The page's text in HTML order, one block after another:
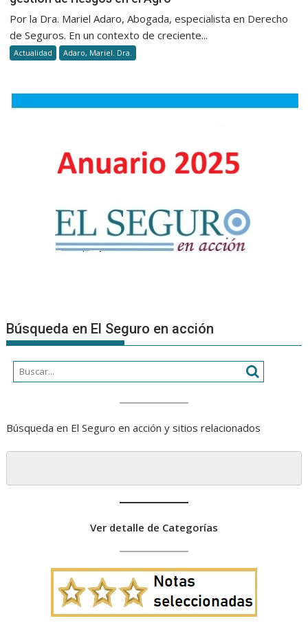
Por la Dra. Mariel Adaro, Abogada, especialista en Derecho
de Seguros. En un contexto de creciente...
Actualidad Adaro, Mariel. Dra.
Búsqueda en El Seguro en acción
Búsqueda en El Seguro en acción y sitios relacionados
Ver detalle de Categorías